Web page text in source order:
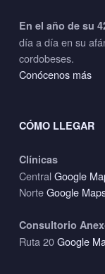
En el año de su
día a día en su
cordobeses.
Conócenos más
CÓMO LLEGAR
Clínicas
CentralGoogle
NorteGoogle
Consultorio
Ruta 20Google